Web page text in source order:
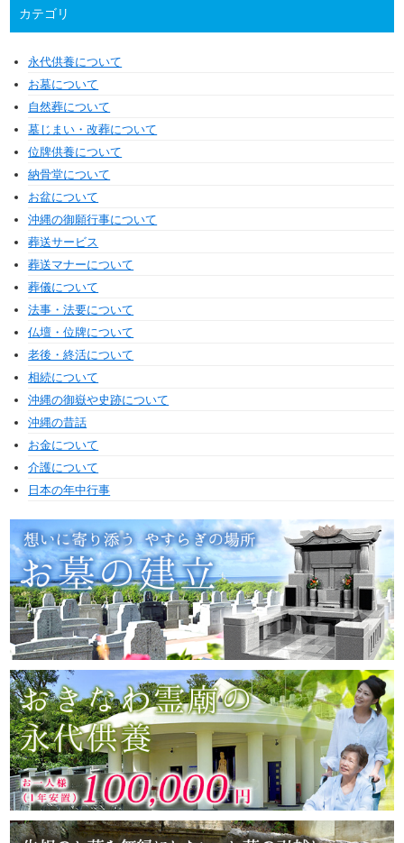
カテゴリ
永代供養について
お墓について
自然葬について
墓じまい・改葬について
位牌供養について
納骨堂について
お盆について
沖縄の御願行事について
葬送サービス
葬送マナーについて
葬儀について
法事・法要について
仏壇・位牌について
老後・終活について
相続について
沖縄の御嶽や史跡について
沖縄の昔話
お金について
介護について
日本の年中行事